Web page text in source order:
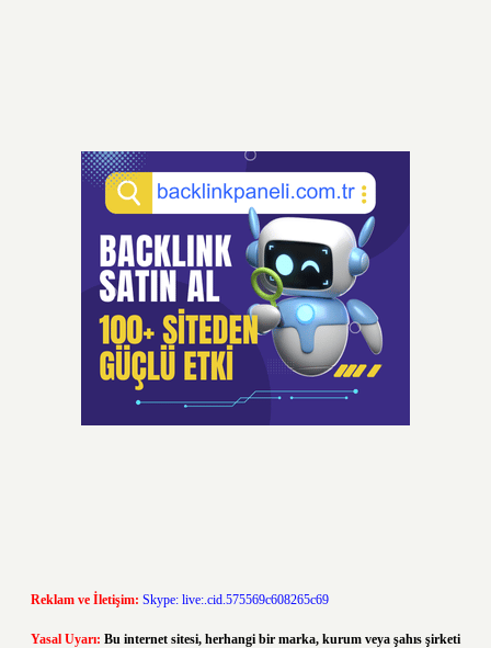
Reklam ve İletişim: Skype: live:.cid.575569c608265c69
Yasal Uyarı: Bu internet sitesi, herhangi bir marka, kurum veya şahıs şirketi